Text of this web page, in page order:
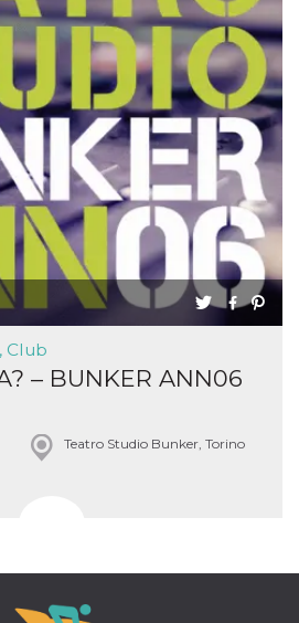
Club
– BUNKER ANN06
Teatro Studio Bunker, Torino